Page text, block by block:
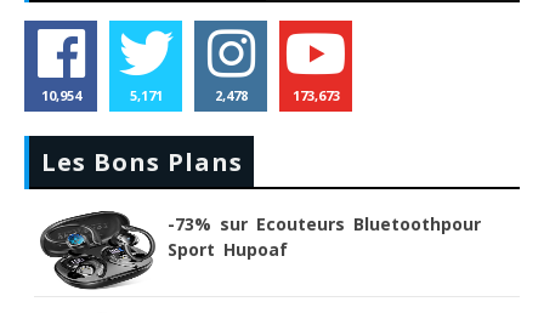
10,954 5,171 2,478 173,673
Les Bons Plans
-73% sur Ecouteurs Bluetoothpour
Sport Hupoaf